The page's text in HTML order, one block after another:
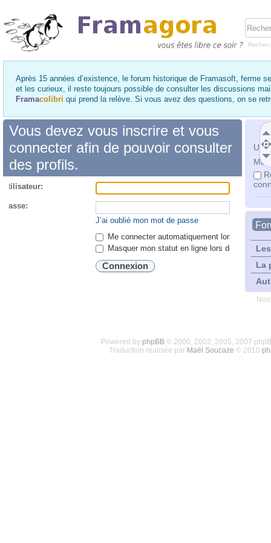
Après 15 années d’existence, le forum historique de Framasoft, ferme
et les curieux, il reste toujours possible de consulter les discussions
Framacolibri qui prend la relève. Si vous avez des questions, on se
Mot
La
Vous devez vous inscrire et vous
connecter afin de pouvoir consulter
des profils.
passe:
J’ai oublié mon mot de passe
Me connecter automatiquement lors de
Masquer mon statut en ligne lors de cette
Powered by phpBB© 2000, 2002, 2005, 2007
Traduction réalisée par Maël Soucaze © 2010